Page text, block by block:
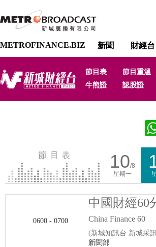
METROFINANCE.BIZ 新聞 財經台
節目表 節目重溫
牛熊證
認股證
10/8
星期一
0600 - 0700
中國財經60
China Finance 60
(新城知訊台 新城采
新聞部